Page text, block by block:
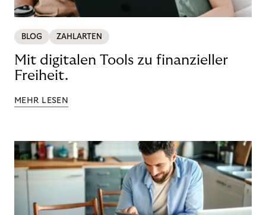
BLOG ZAHLARTEN
Mit digitalen Tools zu finanzieller
Freiheit.
MEHR LESEN